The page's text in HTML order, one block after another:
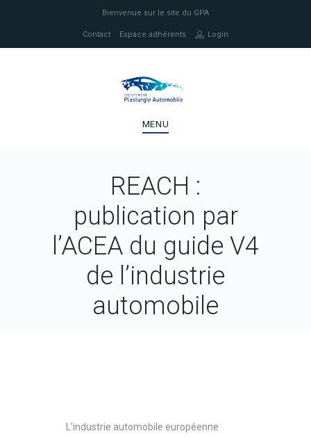
Bienvenue sur le site du GPA
Contact Espace adhérents Login
MENU
REACH :
publication par
l’ACEA du guide V4
de l’industrie
automobile
L’industrie automobile européenne